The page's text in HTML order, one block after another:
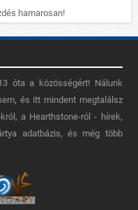
hamarosan!
óta a közösségért! Nálunk
és itt mindent megtalálsz
a Hearthstone-ról - hírek,
adatbázis, és még több